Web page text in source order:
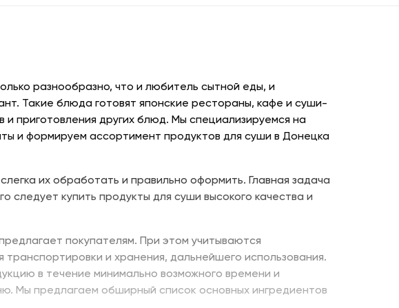
разнообразно, что и любитель сытной еды, и
Такие блюда готовят японские рестораны, кафе и суши-
приготовления других блюд. Мы специализируемся на
и формируем ассортимент продуктов для суши в Донецка
их обработать и правильно оформить. Главная задача
следует купить продукты для суши высокого качества и
покупателям. При этом учитываются
и хранения, дальнейшего использования.
в течение минимально возможного времени и
Мы предлагаем обширный список основных ингредиентов